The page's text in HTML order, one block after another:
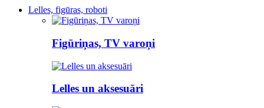
Lelles, figūras, roboti
Figūriņas, TV varoņi
Lelles un aksesuāri